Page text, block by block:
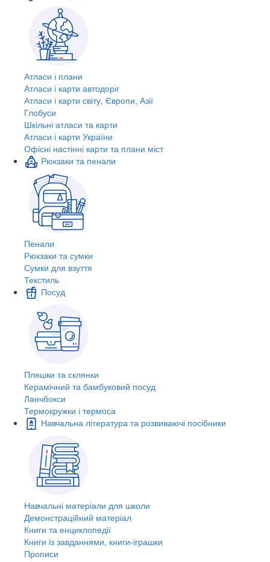
Атласи і плани
Атласи і карти автодоріг
Атласи і карти світу, Європи, Азії
Глобуси
Шкільні атласи та карти
Атласи і карти України
Офісні настінні карти та плани міст
Рюкзаки та пенали
Пенали
Рюкзаки та сумки
Сумки для взуття
Текстиль
Посуд
Пляшки та склянки
Керамічний та бамбуковий посуд
Ланчбокси
Термокружки і термоса
Навчальна література та розвиваючі посібники
Навчальні матеріали для школи
Демонстраційний матеріал
Книги та енциклопедії
Книги із завданнями, книги-іграшки
Прописи